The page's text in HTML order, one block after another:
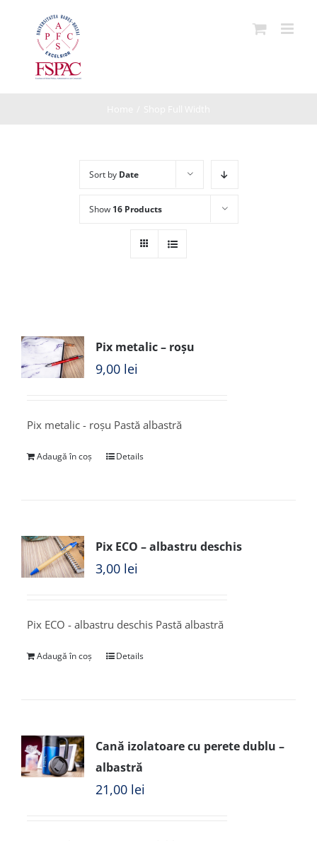
Sort by Date
Show 16 Products
Pix metalic – roșu
9,00 lei
Pix metalic - roșu Pastă albastră
Adaugă în coș Details
Pix ECO – albastru deschis
3,00 lei
Pix ECO - albastru deschis Pastă albastră
Adaugă în coș Details
Cană izolatoare cu perete dublu –
albastră
21,00 lei